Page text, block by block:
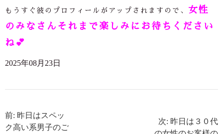
もうすぐ彼のプロフィールがアップされますので、 女性
のみなさんそれまで楽しみにお待ちください
ね 💕
2025年08月23日
前: 昨日はスペッ
ク高い系男子のご
次: 昨日は３０代